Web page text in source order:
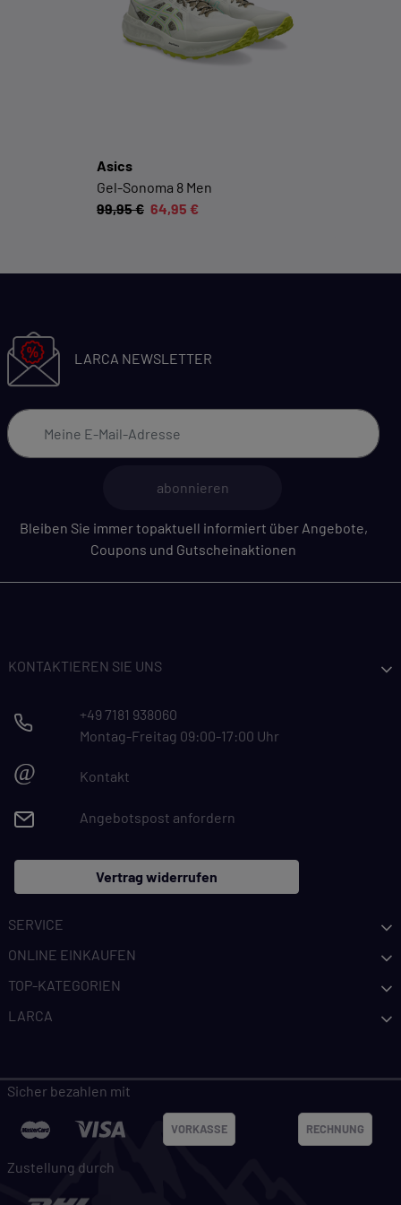
Social-Media-Plattformen etc.
Cookie-Informationen anzeigen
Asics
Gel-Sonoma 8 Men
99,95 € 64,95 €
LARCA NEWSLETTER
abonnieren
Bleiben Sie immer topaktuell informiert über Angebote,
Coupons und Gutscheinaktionen
KONTAKTIEREN SIE UNS
+49 7181 938060
Montag-Freitag 09:00-17:00 Uhr
@ Kontakt
Angebotspost anfordern
Vertrag widerrufen
SERVICE
ONLINE EINKAUFEN
TOP-KATEGORIEN
LARCA
Sicher bezahlen mit
VORKASSE RECHNUNG
Zustellung durch